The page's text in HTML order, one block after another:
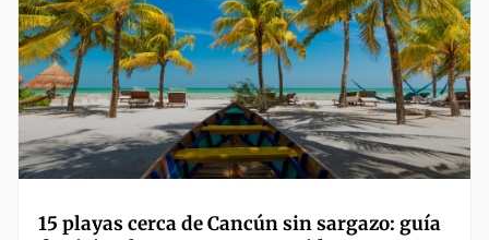
15 playas cerca de Cancún sin sargazo: guía